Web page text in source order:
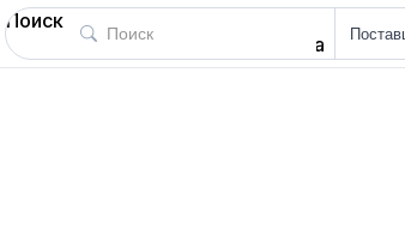
Поиск
поиска